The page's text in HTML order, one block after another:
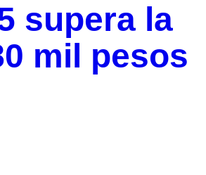
supera la
mil pesos